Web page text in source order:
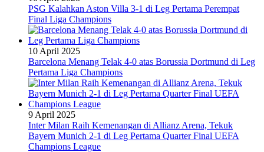
PSG Kalahkan Aston Villa 3-1 di Leg Pertama Perempat
Final Liga Champions
10 April 2025
Barcelona Menang Telak 4-0 atas Borussia Dortmund di Leg
Pertama Liga Champions
9 April 2025
Inter Milan Raih Kemenangan di Allianz Arena, Tekuk
Bayern Munich 2-1 di Leg Pertama Quarter Final UEFA
Champions League